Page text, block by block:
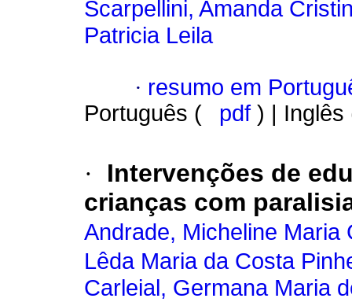
Scarpellini, Amanda
Patricia Leila
· resumo em
Português (
pdf ) |
·
Intervenções de
crianças com
Andrade, Micheline Maria
Lêda Maria da Costa
Carleial, Germana Maria